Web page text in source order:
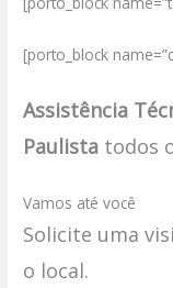
[porto_block
Assistência
Paulista todos
Vamos até você
Solicite uma
o local.